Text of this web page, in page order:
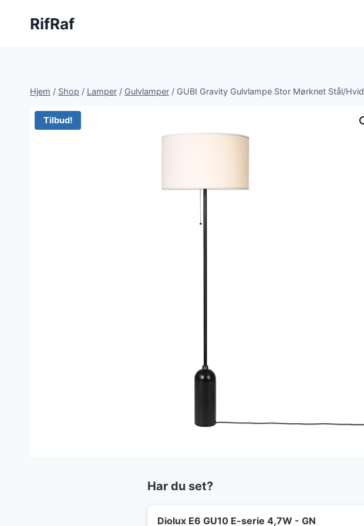
RifRaf
Hjem / Shop / Lamper / Gulvlamper / GUBI Gravity Gulvlampe Stor Mørknet Stål/Hvid
Tilbud!
Har du set?
Diolux E6 GU10 E-serie 4,7W - GN